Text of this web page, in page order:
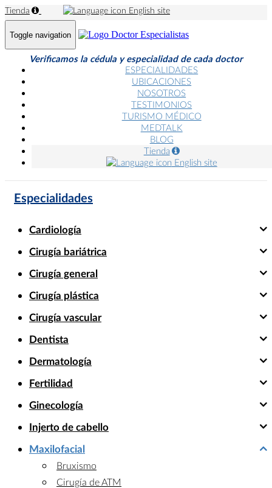
Tienda English site
Toggle navigation
Verificamos la cédula y especialidad de cada doctor
ESPECIALIDADES
UBICACIONES
NOSOTROS
TESTIMONIOS
TURISMO MÉDICO
MEDTALK
BLOG
Tienda
English site
Especialidades
Cardiología
Cirugía bariátrica
Cirugía general
Cirugía plástica
Cirugía vascular
Dentista
Dermatología
Fertilidad
Ginecología
Injerto de cabello
Maxilofacial
Bruxismo
Cirugía de ATM